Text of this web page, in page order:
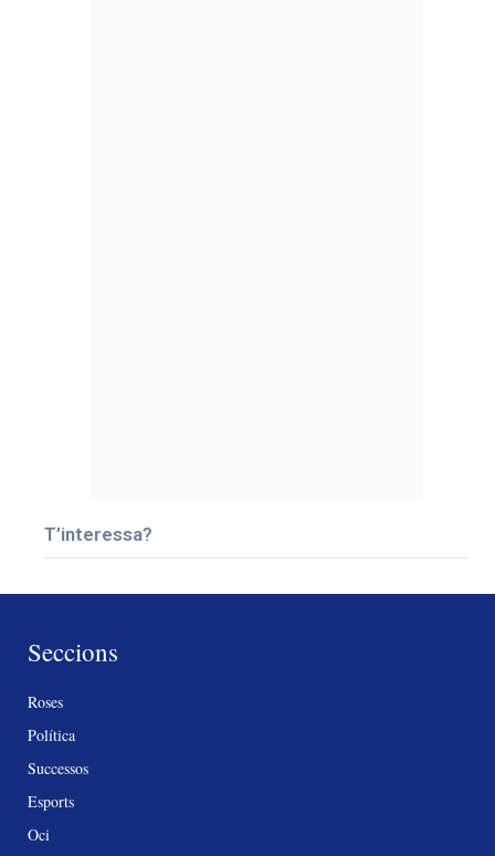
T’interessa?
Seccions
Roses
Política
Successos
Esports
Oci